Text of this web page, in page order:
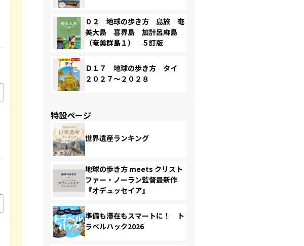
０２ 地球の歩き方 島旅 奄
美大島 喜界島 加計呂麻島
（奄美群島１） ５訂版
Ｄ１７ 地球の歩き方 タイ
２０２７～２０２８
特設ページ
世界遺産ランキング
地球の歩き方 meets クリスト
ファー・ノーラン監督最新作
『オデュッセイア』
準備も滞在もスマートに！ ト
ラベルハック2026